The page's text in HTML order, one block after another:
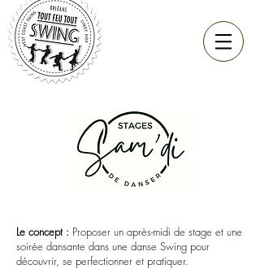
Le concept : Proposer un après-midi de stage et une
soirée dansante dans une danse Swing pour
découvrir, se perfectionner et pratiquer.